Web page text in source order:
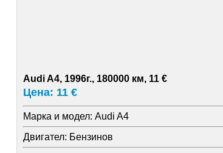
Audi A4, 1996г., 180000 км, 11 €
Цена: 11 €
Марка и модел: Audi A4
Двигател: Бензинов